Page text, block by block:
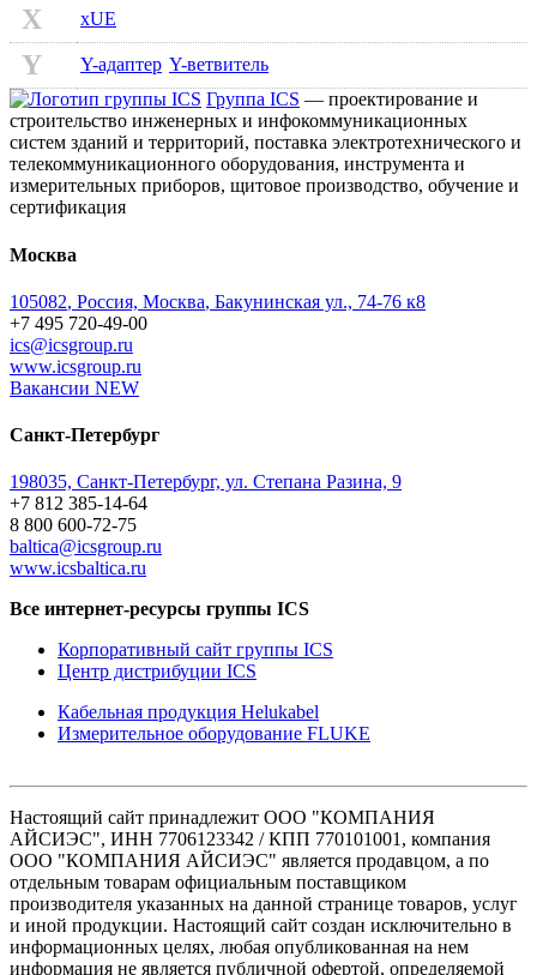
X xUE
Y Y-адаптер Y-ветвитель
Группа ICS — проектирование и
строительство инженерных и инфокоммуникационных
систем зданий и территорий, поставка электротехнического и
телекоммуникационного оборудования, инструмента и
измерительных приборов, щитовое производство, обучение и
сертификация
Москва
105082, Россия, Москва, Бакунинская ул., 74-76 к8
+7 495 720-49-00
ics@icsgroup.ru
www.icsgroup.ru
Вакансии NEW
Санкт-Петербург
198035, Санкт-Петербург, ул. Степана Разина, 9
+7 812 385-14-64
8 800 600-72-75
baltica@icsgroup.ru
www.icsbaltica.ru
Все интернет-ресурсы группы ICS
Корпоративный сайт группы ICS
Центр дистрибуции ICS
Кабельная продукция Helukabel
Измерительное оборудование FLUKE
Настоящий сайт принадлежит ООО "КОМПАНИЯ
АЙСИЭС", ИНН 7706123342 / КПП 770101001, компания
ООО "КОМПАНИЯ АЙСИЭС" является продавцом, а по
отдельным товарам официальным поставщиком
производителя указанных на данной странице товаров, услуг
и иной продукции. Настоящий сайт создан исключительно в
информационных целях, любая опубликованная на нем
информация не является публичной офертой, определяемой